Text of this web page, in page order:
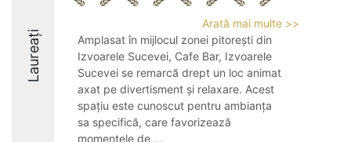
Laureați
Arată mai multe >>
Amplasat în mijlocul zonei pitorești din
Izvoarele Sucevei, Cafe Bar, Izvoarele
Sucevei se remarcă drept un loc animat
axat pe divertisment și relaxare. Acest
spațiu este cunoscut pentru ambianța
sa specifică, care favorizează
momentele de ...